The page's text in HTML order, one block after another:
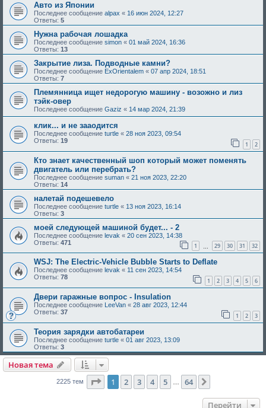
Авто из Японии
Последнее сообщение alpax « 16 июн 2024, 12:27
Ответы: 5
Нужна рабочая лошадка
Последнее сообщение simon « 01 май 2024, 16:36
Ответы: 13
Закрытие лиза. Подводные камни?
Последнее сообщение ExOrientalem « 07 апр 2024, 18:51
Ответы: 7
Племянница ищет недорогую машину - возожно и лиз
тэйк-овер
Последнее сообщение Gaziz « 14 мар 2024, 21:39
клик... и не зааодится
Последнее сообщение turtle « 28 ноя 2023, 09:54
Ответы: 19 1 2
Кто знает качественный шоп который может поменять
двигатель или перебрать?
Последнее сообщение suman « 21 ноя 2023, 22:20
Ответы: 14
налетай подешевело
Последнее сообщение turtle « 13 ноя 2023, 16:14
Ответы: 3
моей следующей машиной будет... - 2
Последнее сообщение levak « 20 сен 2023, 14:38
Ответы: 471 1 29 30 31 32
WSJ: The Electric-Vehicle Bubble Starts to Deflate
Последнее сообщение levak « 11 сен 2023, 14:54
Ответы: 78 1 2 3 4 5 6
Двери гаражные вопрос - Insulation
Последнее сообщение LeeVan « 28 авг 2023, 12:44
Ответы: 37 1 2 3
Теория зарядки автобатареи
Последнее сообщение turtle « 01 авг 2023, 13:09
Ответы: 3
Новая тема
2225 тем Страница из 64
1 2 3 4 5 64
Перейти